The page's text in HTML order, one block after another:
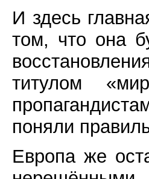
И здесь
том, что она
титулом
поняли
Европа же